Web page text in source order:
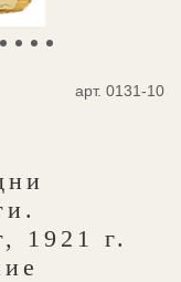
арт. 0131-10
1921 г.